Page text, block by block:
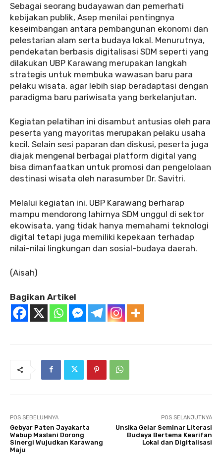
Sebagai seorang budayawan dan pemerhati
kebijakan publik, Asep menilai pentingnya
keseimbangan antara pembangunan ekonomi dan
pelestarian alam serta budaya lokal. Menurutnya,
pendekatan berbasis digitalisasi SDM seperti yang
dilakukan UBP Karawang merupakan langkah
strategis untuk membuka wawasan baru para
pelaku wisata, agar lebih siap beradaptasi dengan
paradigma baru pariwisata yang berkelanjutan.
Kegiatan pelatihan ini disambut antusias oleh para
peserta yang mayoritas merupakan pelaku usaha
kecil. Selain sesi paparan dan diskusi, peserta juga
diajak mengenal berbagai platform digital yang
bisa dimanfaatkan untuk promosi dan pengelolaan
destinasi wisata oleh narasumber Dr. Savitri.
Melalui kegiatan ini, UBP Karawang berharap
mampu mendorong lahirnya SDM unggul di sektor
ekowisata, yang tidak hanya memahami teknologi
digital tetapi juga memiliki kepekaan terhadap
nilai-nilai lingkungan dan sosial-budaya daerah.
(Aisah)
Bagikan Artikel
POS SEBELUMNYA
Gebyar Paten Jayakarta
Wabup Maslani Dorong
Sinergi Wujudkan Karawang
Maju
POS SELANJUTNYA
Unsika Gelar Seminar Literasi
Budaya Bertema Kearifan
Lokal dan Digitalisasi